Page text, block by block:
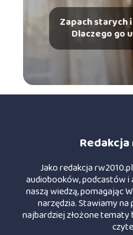
Zapach starych
Dlaczego go
mówi o
Jako redakcja
audiobooków, podcastów i
naszą wiedzą, pomagając
narzędzia. Stawiamy
najbardziej złożone tematy